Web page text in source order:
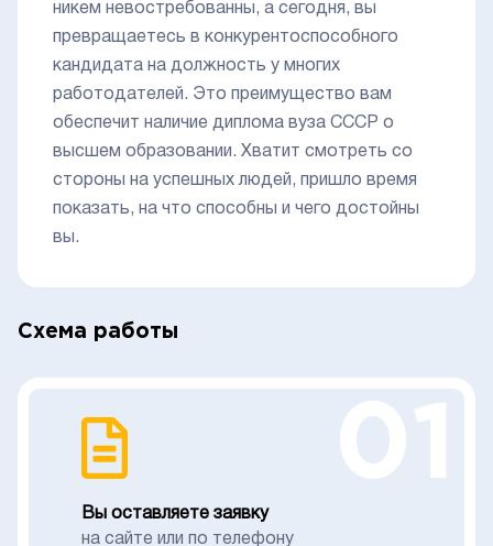
никем невостребованны, а сегодня, вы
превращаетесь в конкурентоспособного
кандидата на должность у многих
работодателей. Это преимущество вам
обеспечит наличие диплома вуза СССР о
высшем образовании. Хватит смотреть со
стороны на успешных людей, пришло время
показать, на что способны и чего достойны
вы.
Схема работы
Вы оставляете заявку
на сайте или по телефону